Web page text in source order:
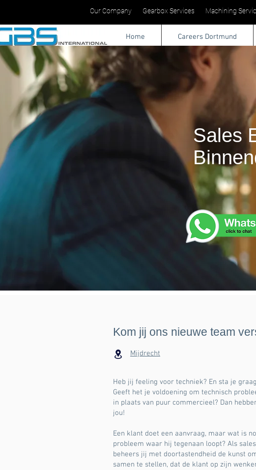
Our Company Gearbox Services Machining
Home Careers Dortmund
Sales
Kom jij ons nieuwe team
Heb jij feeling voor techniek? En sta je
Geeft het je voldoening om technisch
in plaats van puur commercieel? Dan
jou!
Een klant doet een aanvraag, maar wat is
probleem waar hij tegenaan loopt? Als
beheers jij met doortastendheid de kunst
samen te stellen, dat de klant op zijn
Mijdrecht